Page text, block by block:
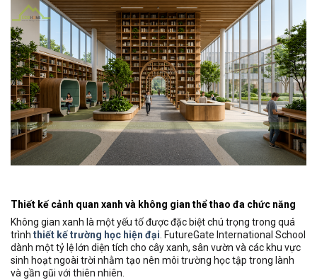
Thiết kế cảnh quan xanh và không gian thể thao đa chức năng
Không gian xanh là một yếu tố được đặc biệt chú trọng trong quá
trình thiết kế trường học hiện đại . FutureGate International School
dành một tỷ lệ lớn diện tích cho cây xanh, sân vườn và các khu vực
sinh hoạt ngoài trời nhằm tạo nên môi trường học tập trong lành
và gần gũi với thiên nhiên.